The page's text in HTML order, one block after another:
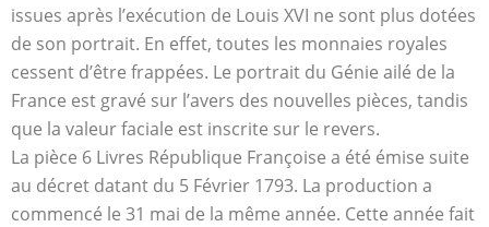
issues après l’exécution de Louis XVI ne sont plus dotées
de son portrait. En effet, toutes les monnaies royales
cessent d’être frappées. Le portrait du Génie ailé de la
France est gravé sur l’avers des nouvelles pièces, tandis
que la valeur faciale est inscrite sur le revers.
La pièce 6 Livres République Françoise a été émise suite
au décret datant du 5 Février 1793. La production a
commencé le 31 mai de la même année. Cette année fait